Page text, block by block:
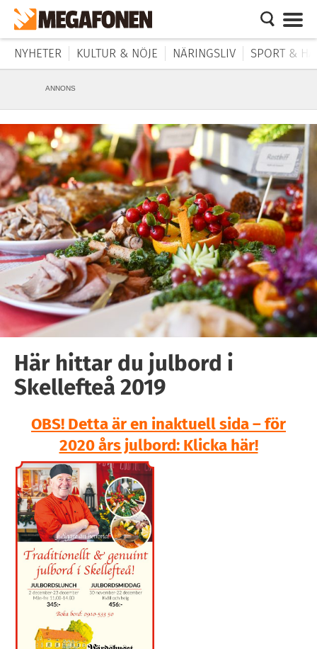
NYHETER KULTUR & NÖJE NÄRINGSLIV SPORT &
ANNONS
Här hittar du julbord i
Skellefteå 2019
OBS! Detta är en inaktuell sida – för
2020 års julbord: Klicka här!